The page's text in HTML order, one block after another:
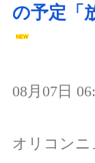
の予定「
08月07日
オリコンニ